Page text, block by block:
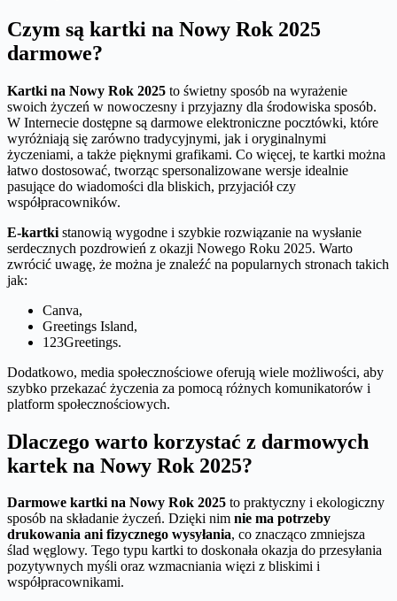
Czym są kartki na Nowy Rok 2025
darmowe?
Kartki na Nowy Rok 2025 to świetny sposób na wyrażenie
swoich życzeń w nowoczesny i przyjazny dla środowiska sposób.
W Internecie dostępne są darmowe elektroniczne pocztówki, które
wyróżniają się zarówno tradycyjnymi, jak i oryginalnymi
życzeniami, a także pięknymi grafikami. Co więcej, te kartki można
łatwo dostosować, tworząc spersonalizowane wersje idealnie
pasujące do wiadomości dla bliskich, przyjaciół czy
współpracowników.
E-kartki stanowią wygodne i szybkie rozwiązanie na wysłanie
serdecznych pozdrowień z okazji Nowego Roku 2025. Warto
zwrócić uwagę, że można je znaleźć na popularnych stronach takich
jak:
Canva,
Greetings Island,
123Greetings.
Dodatkowo, media społecznościowe oferują wiele możliwości, aby
szybko przekazać życzenia za pomocą różnych komunikatorów i
platform społecznościowych.
Dlaczego warto korzystać z darmowych
kartek na Nowy Rok 2025?
Darmowe kartki na Nowy Rok 2025 to praktyczny i ekologiczny
sposób na składanie życzeń. Dzięki nim nie ma potrzeby
drukowania ani fizycznego wysyłania, co znacząco zmniejsza
ślad węglowy. Tego typu kartki to doskonała okazja do przesyłania
pozytywnych myśli oraz wzmacniania więzi z bliskimi i
współpracownikami.